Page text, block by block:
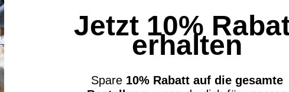
ZUBEREITUNG / ANLEITUNG
FÜR DEN DIP:
Crème fraîche zusammen mit dem Blend und 2 TL Olivenöl in eine
FÜR DAS GRILLGEMÜSE:
Jetzt 10%
erhalten
Spare 10% Rabatt auf die gesamte